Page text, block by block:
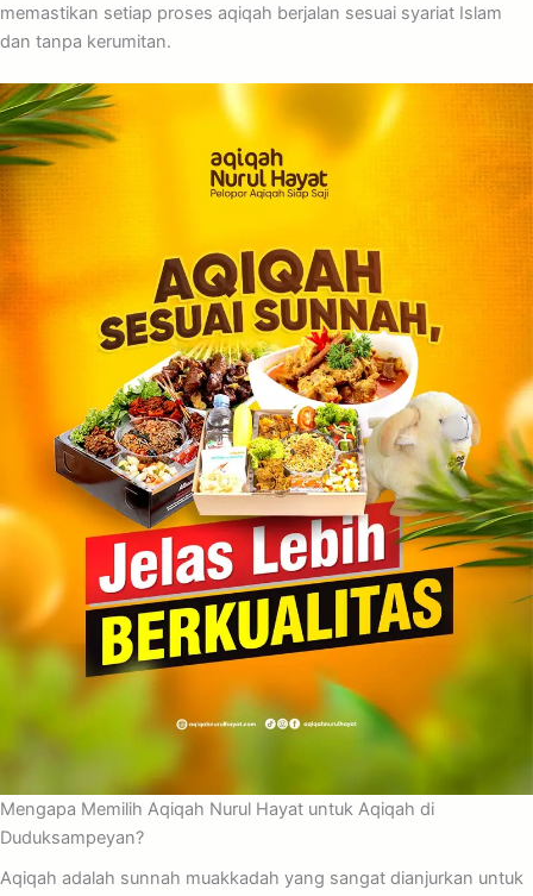
memastikan setiap proses aqiqah berjalan sesuai syariat Islam
dan tanpa kerumitan.
Mengapa Memilih Aqiqah Nurul Hayat untuk Aqiqah di
Duduksampeyan?
Aqiqah adalah sunnah muakkadah yang sangat dianjurkan untuk